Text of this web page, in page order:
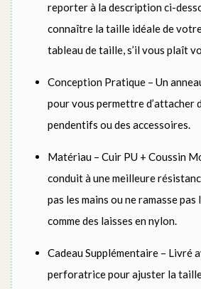
reporter à la description ci-
connaître la taille idéale de
tableau de taille, s’il vous plaît
Conception Pratique – Un
pour vous permettre d’attacher
pendentifs ou des accessoires.
Matériau – Cuir PU + Coussin
conduit à une meilleure
pas les mains ou ne ramasse pas
comme des laisses en nylon.
Cadeau Supplémentaire – Livré
perforatrice pour ajuster la